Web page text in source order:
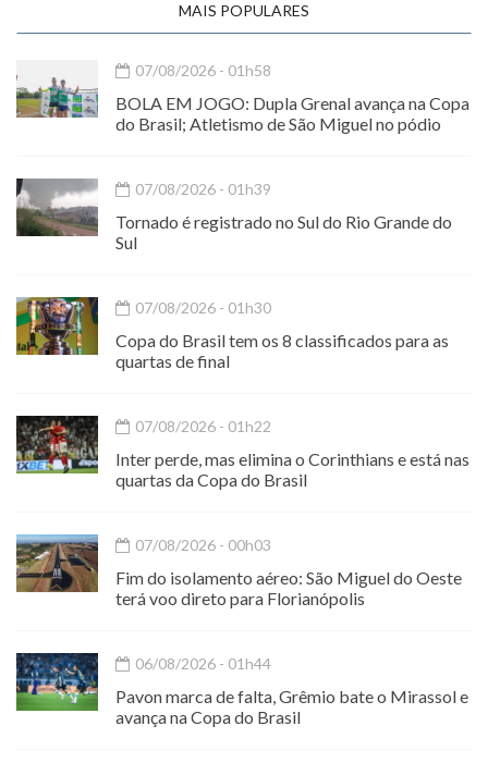
MAIS POPULARES
07/08/2026 - 01h58
BOLA EM JOGO: Dupla Grenal avança na Copa
do Brasil; Atletismo de São Miguel no pódio
07/08/2026 - 01h39
Tornado é registrado no Sul do Rio Grande do
Sul
07/08/2026 - 01h30
Copa do Brasil tem os 8 classificados para as
quartas de final
07/08/2026 - 01h22
Inter perde, mas elimina o Corinthians e está nas
quartas da Copa do Brasil
07/08/2026 - 00h03
Fim do isolamento aéreo: São Miguel do Oeste
terá voo direto para Florianópolis
06/08/2026 - 01h44
Pavon marca de falta, Grêmio bate o Mirassol e
avança na Copa do Brasil